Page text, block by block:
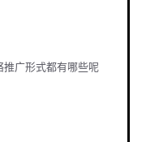
广形式都有哪些呢